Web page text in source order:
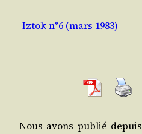
Iztok n°6 (mars 1983)
Nous avons publié depuis